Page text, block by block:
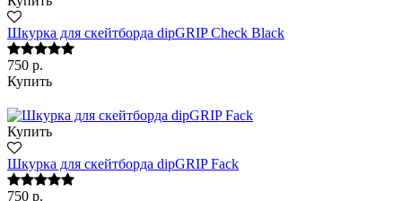
Шкурка для скейтборда dipGRIP Check Black
750 р.
Купить
Купить
Шкурка для скейтборда dipGRIP Fack
750 р.